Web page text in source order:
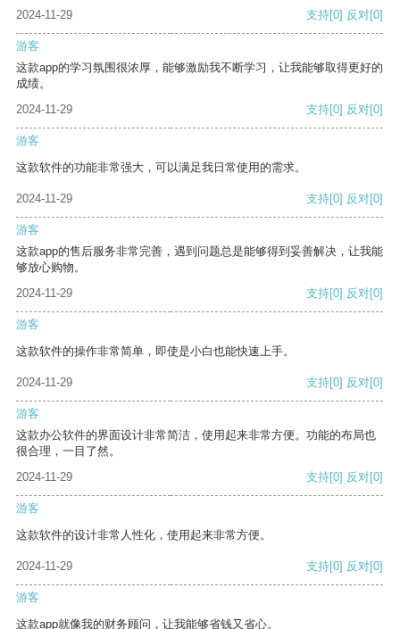
2024-11-29
支持[0] 反对[0]
游客
这款app的学习氛围很浓厚，能够激励我不断学习，让我能够取得更好的
成绩。
2024-11-29
支持[0] 反对[0]
游客
这款软件的功能非常强大，可以满足我日常使用的需求。
2024-11-29 支持[0] 反对[0]
游客
这款app的售后服务非常完善，遇到问题总是能够得到妥善解决，让我能
够放心购物。
2024-11-29
支持[0] 反对[0]
游客
这款软件的操作非常简单，即使是小白也能快速上手。
2024-11-29 支持[0] 反对[0]
游客
这款办公软件的界面设计非常简洁，使用起来非常方便。功能的布局也
很合理，一目了然。
2024-11-29
支持[0] 反对[0]
游客
这款软件的设计非常人性化，使用起来非常方便。
2024-11-29 支持[0] 反对[0]
游客
这款app就像我的财务顾问，让我能够省钱又省心。